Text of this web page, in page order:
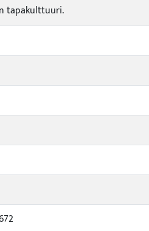
tapakulttuuri.